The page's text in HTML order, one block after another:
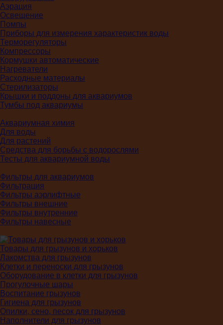
Аэрация
Освещение
Помпы
Приборы для измерения характеристик воды
Терморегуляторы
Компрессоры
Кормушки автоматические
Нагреватели
Расходные материалы
Стерилизаторы
Крышки и поддоны для аквариумов
Тумбы под аквариумы
Аквариумная химия
Для воды
Для растений
Средства для борьбы с водорослями
Тесты для аквариумной воды
Фильтры для аквариумов
Фильтрация
Фильтры аэрлифтные
Фильтры внешние
Фильтры внутренние
Фильтры навесные
Товары для грызунов и хорьков
Лакомства для грызунов
Клетки и переноски для грызунов
Оборудование в клетки для грызунов
Прогулочные шары
Воспитание грызунов
Гигиена для грызунов
Опилки, сено, песок для грызунов
Наполнители для грызунов